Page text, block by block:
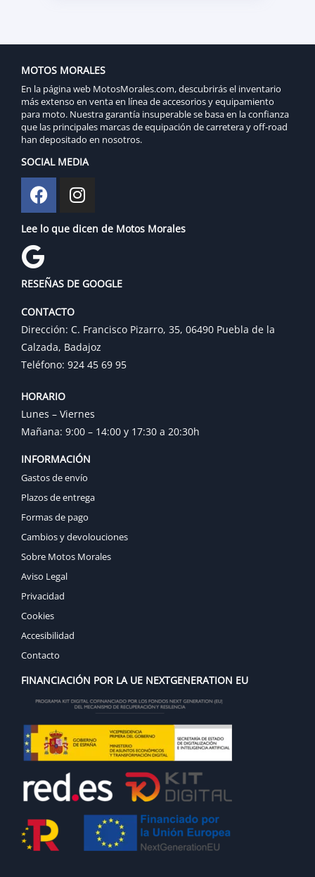
MOTOS MORALES
En la página web MotosMorales.com, descubrirás el inventario
más extenso en venta en línea de accesorios y equipamiento
para moto. Nuestra garantía insuperable se basa en la confianza
que las principales marcas de equipación de carretera y off-road
han depositado en nosotros.
SOCIAL MEDIA
Lee lo que dicen de Motos Morales
RESEÑAS DE GOOGLE
CONTACTO
Dirección: C. Francisco Pizarro, 35, 06490 Puebla de la
Calzada, Badajoz
Teléfono: 924 45 69 95
HORARIO
Lunes – Viernes
Mañana: 9:00 – 14:00 y 17:30 a 20:30h
INFORMACIÓN
Gastos de envío
Plazos de entrega
Formas de pago
Cambios y devolouciones
Sobre Motos Morales
Aviso Legal
Privacidad
Cookies
Accesibilidad
Contacto
FINANCIACIÓN POR LA UE NEXTGENERATION EU